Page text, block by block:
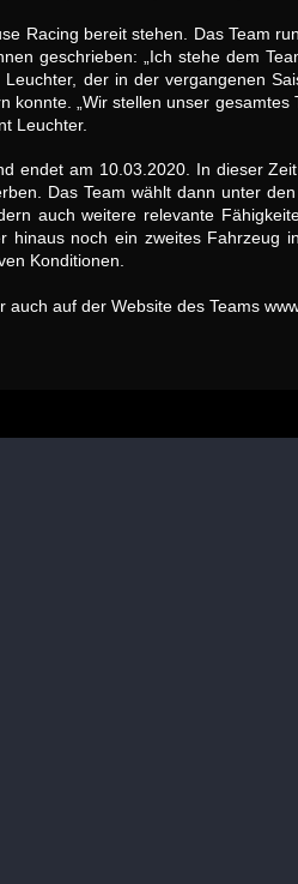
Racing bereit stehen. Das Team
geschrieben: „Ich stehe dem
der in der vergangenen
konnte. „Wir stellen unser
Leuchter.
endet am 10.03.2020. In dieser
Das Team wählt dann unter
auch weitere relevante
hinaus noch ein zweites
Konditionen.
auf der Website des Teams